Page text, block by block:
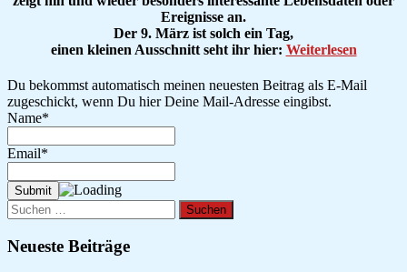
Ereignisse an.
Der 9. März ist solch ein Tag,
einen kleinen Ausschnitt seht ihr hier: Weiterlesen
Du bekommst automatisch meinen neuesten Beitrag als E-Mail
zugeschickt, wenn Du hier Deine Mail-Adresse eingibst.
Name*
Email*
Suchen
nach:
Neueste Beiträge